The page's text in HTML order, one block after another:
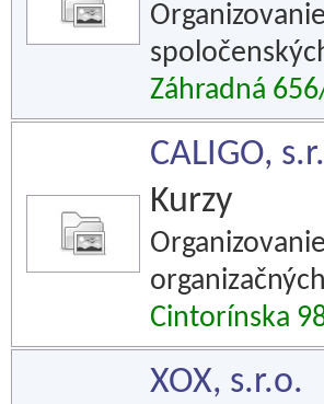
Záhradná
CALIGO,
Kurzy
Cintorínska
XOX, s.r.o.